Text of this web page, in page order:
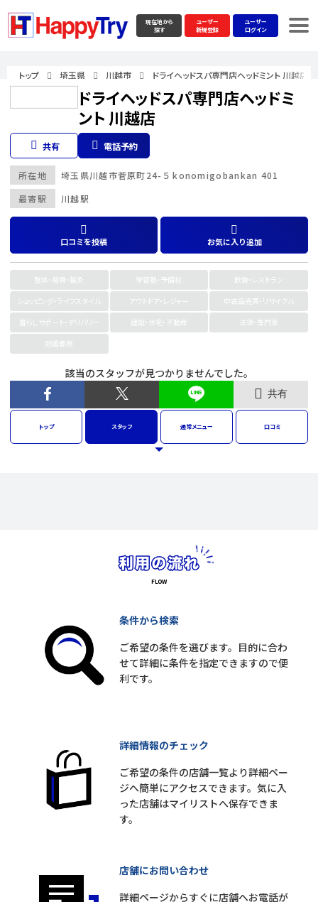
現在地から
探す
ユーザー
新規登録
ユーザー
ログイン
トップ 埼玉県 川越市 ドライヘッドスパ専門店ヘッドミント 川越店
ドライヘッドスパ専門店ヘッドミ
ント 川越店
共有 電話予約
最寄駅 川越駅
所在地 埼玉県川越市菅原町24-５ konomigobankan 401
口コミを投稿 お気に入り追加
整体・接骨・鍼灸 学習塾・予備校
飲食・レストラン
ショッピング・ライフスタイル
アウトドア・レジャー
中古品売買・リサイクル
暮らしサポート・デリバリー
建設・住宅・不動産
法律・専門家
冠婚葬祭
該当のスタッフが見つかりませんでした。
共有
トップ スタッフ 通常メニュー 口コミ
条件から検索
ご希望の条件を選びます。目的に合わ
せて詳細に条件を指定できますので便
利です。
詳細情報のチェック
ご希望の条件の店舗一覧より詳細ペー
ジへ簡単にアクセスできます。気に入
った店舗はマイリストへ保存できま
す。
店舗にお問い合わせ
詳細ページからすぐに店舗へお電話が